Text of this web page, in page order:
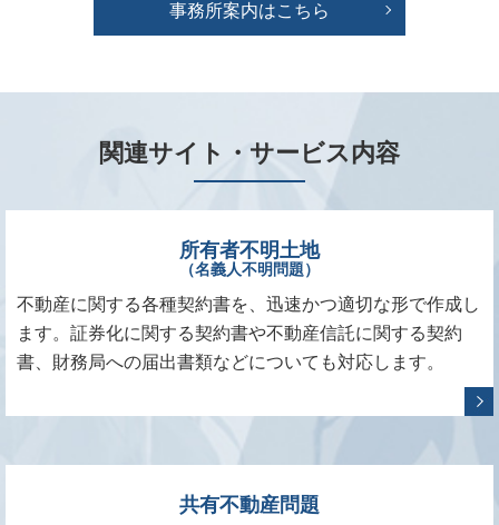
事務所案内はこちら
関連サイト・サービス内容
所有者不明土地
（名義人不明問題）
不動産に関する各種契約書を、迅速かつ適切な形で作成し
ます。証券化に関する契約書や不動産信託に関する契約
書、財務局への届出書類などについても対応します。
共有不動産問題